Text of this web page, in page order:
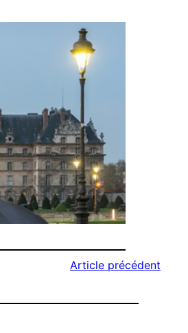
Article précédent